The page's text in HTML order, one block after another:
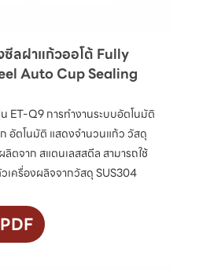
ซีลฝาแก้วออโต้ Fully
Auto Cup Sealing
ET-Q9 การทำงานระบบอัตโนมัติ
อัตโนมัติ แสดงจำนวนแก้ว วัสดุ
ตจาก สแตนเลสสตีล สามารถใช้
เครื่องผลิจจากวัสดุ SUS304